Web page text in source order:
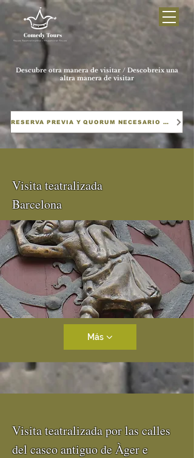
Descubre otra manera de visitar / Descobreix una
altra manera de visitar
RESERVA PREVIA Y QUORUM NECESARIO PARA REALIZAR LAS VISITAS
Visita teatralizada
Barcelona
Más
Visita teatralizada por las calles
del casco antiguo de Àger e